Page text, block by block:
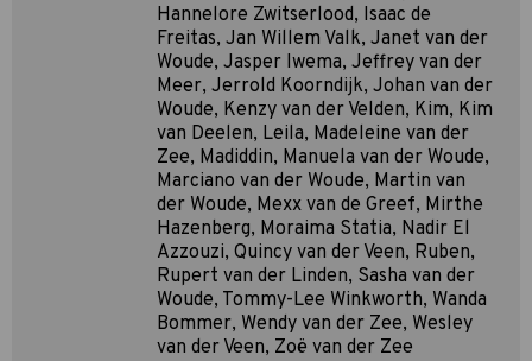
Hannelore Zwitserlood, Isaac de
Freitas, Jan Willem Valk, Janet van der
Woude, Jasper Iwema, Jeffrey van der
Meer, Jerrold Koorndijk, Johan van der
Woude, Kenzy van der Velden, Kim, Kim
van Deelen, Leila, Madeleine van der
Zee, Madiddin, Manuela van der Woude,
Marciano van der Woude, Martin van
der Woude, Mexx van de Greef, Mirthe
Hazenberg, Moraima Statia, Nadir El
Azzouzi, Quincy van der Veen, Ruben,
Rupert van der Linden, Sasha van der
Woude, Tommy-Lee Winkworth, Wanda
Bommer, Wendy van der Zee, Wesley
van der Veen, Zoë van der Zee